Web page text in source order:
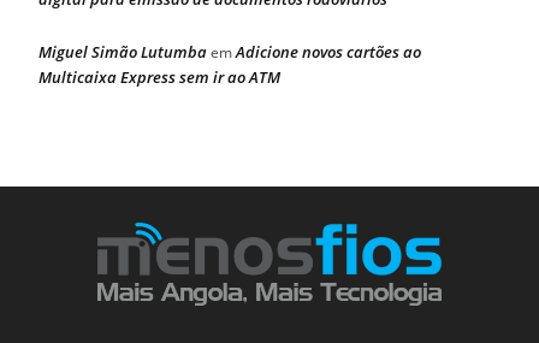
Miguel Simão LutumbaemAdicione novos cartões ao
Multicaixa Express sem ir ao ATM